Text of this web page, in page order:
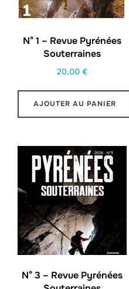
N° 1 – Revue Pyrénées
Souterraines
20,00 €
AJOUTER AU PANIER
N° 3 – Revue Pyrénées